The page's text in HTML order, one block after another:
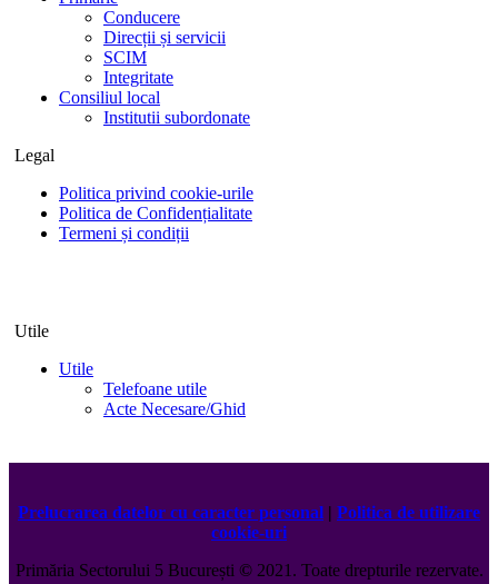
Conducere
Direcții și servicii
SCIM
Integritate
Consiliul local
Institutii subordonate
Legal
Politica privind cookie-urile
Politica de Confidențialitate
Termeni și condiții
Utile
Utile
Telefoane utile
Acte Necesare/Ghid
Prelucrarea datelor cu caracter personal | Politica de utilizare
cookie-uri
Primăria Sectorului 5 București ©️2021. Toate drepturile rezervate.